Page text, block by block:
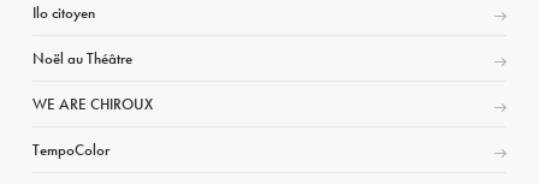
Ilo citoyen
Noël au Théâtre
WE ARE CHIROUX
TempoColor